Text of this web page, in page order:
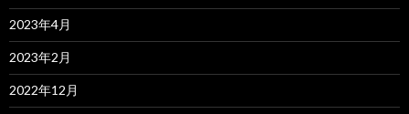
2023年4月
2023年2月
2022年12月